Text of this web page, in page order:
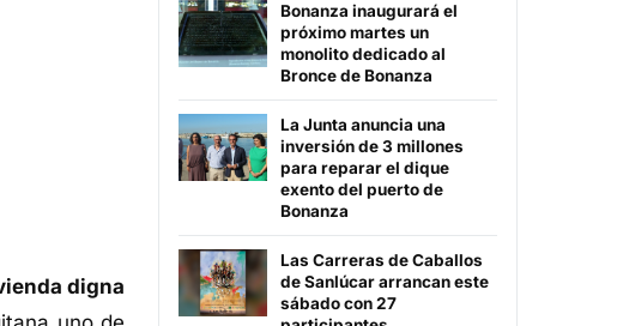
digna
Bonanza inaugurará el
próximo martes un
monolito dedicado al
Bronce de Bonanza
La Junta anuncia una
inversión de 3 millones
para reparar el dique
exento del puerto de
Bonanza
Las Carreras de Caballos
de Sanlúcar arrancan este
sábado con 27